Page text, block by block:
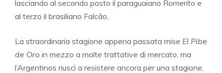
lasciando al secondo posto il paraguaiano Romerito e
al terzo il brasiliano Falcão.
La straordinaria stagione appena passata mise El Pibe
de Oro in mezzo a molte trattative di mercato, ma
l’Argentinos riuscì a resistere ancora per una stagione.